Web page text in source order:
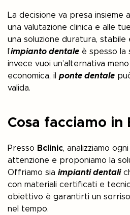
La decisione va presa insieme
una valutazione clinica e alle
una soluzione duratura,
l’impianto dentale è spesso la
invece vuoi un’alternativa
economica, il ponte dentale
valida.
Cosa facciamo in
Presso Bclinic, analizziamo
attenzione e proponiamo la
Offriamo sia impianti dentali
con materiali certificati e
obiettivo è garantirti un
nel tempo.